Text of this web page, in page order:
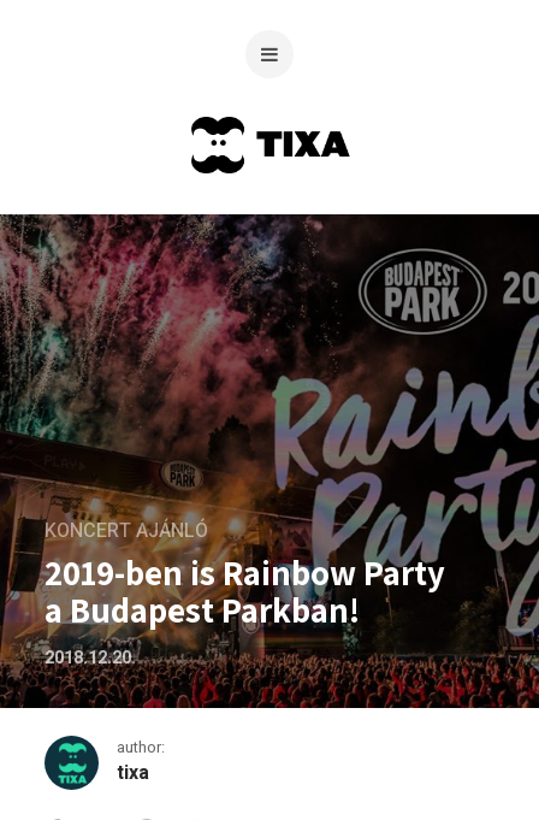
KONCERT AJÁNLÓ
2019-ben is Rainbow Party
a Budapest Parkban!
2018.12.20.
author:
tixa